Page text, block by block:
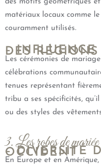
des motifs géométriques
matériaux locaux comme
couramment utilisés.
– INFLUENCE
DES RÉGIONS
Les cérémonies de
célébrations
tenues représentant
tribu a ses spécificités,
ou des styles des
3. Les robes de
– DIVERSITÉ
OCCIDENT
En Europe et en